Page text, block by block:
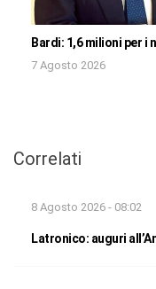
Bardi: 1,6 milioni per i
7 Agosto 2026
Correlati
8 Agosto 2026 - 08:02
Latronico: auguri